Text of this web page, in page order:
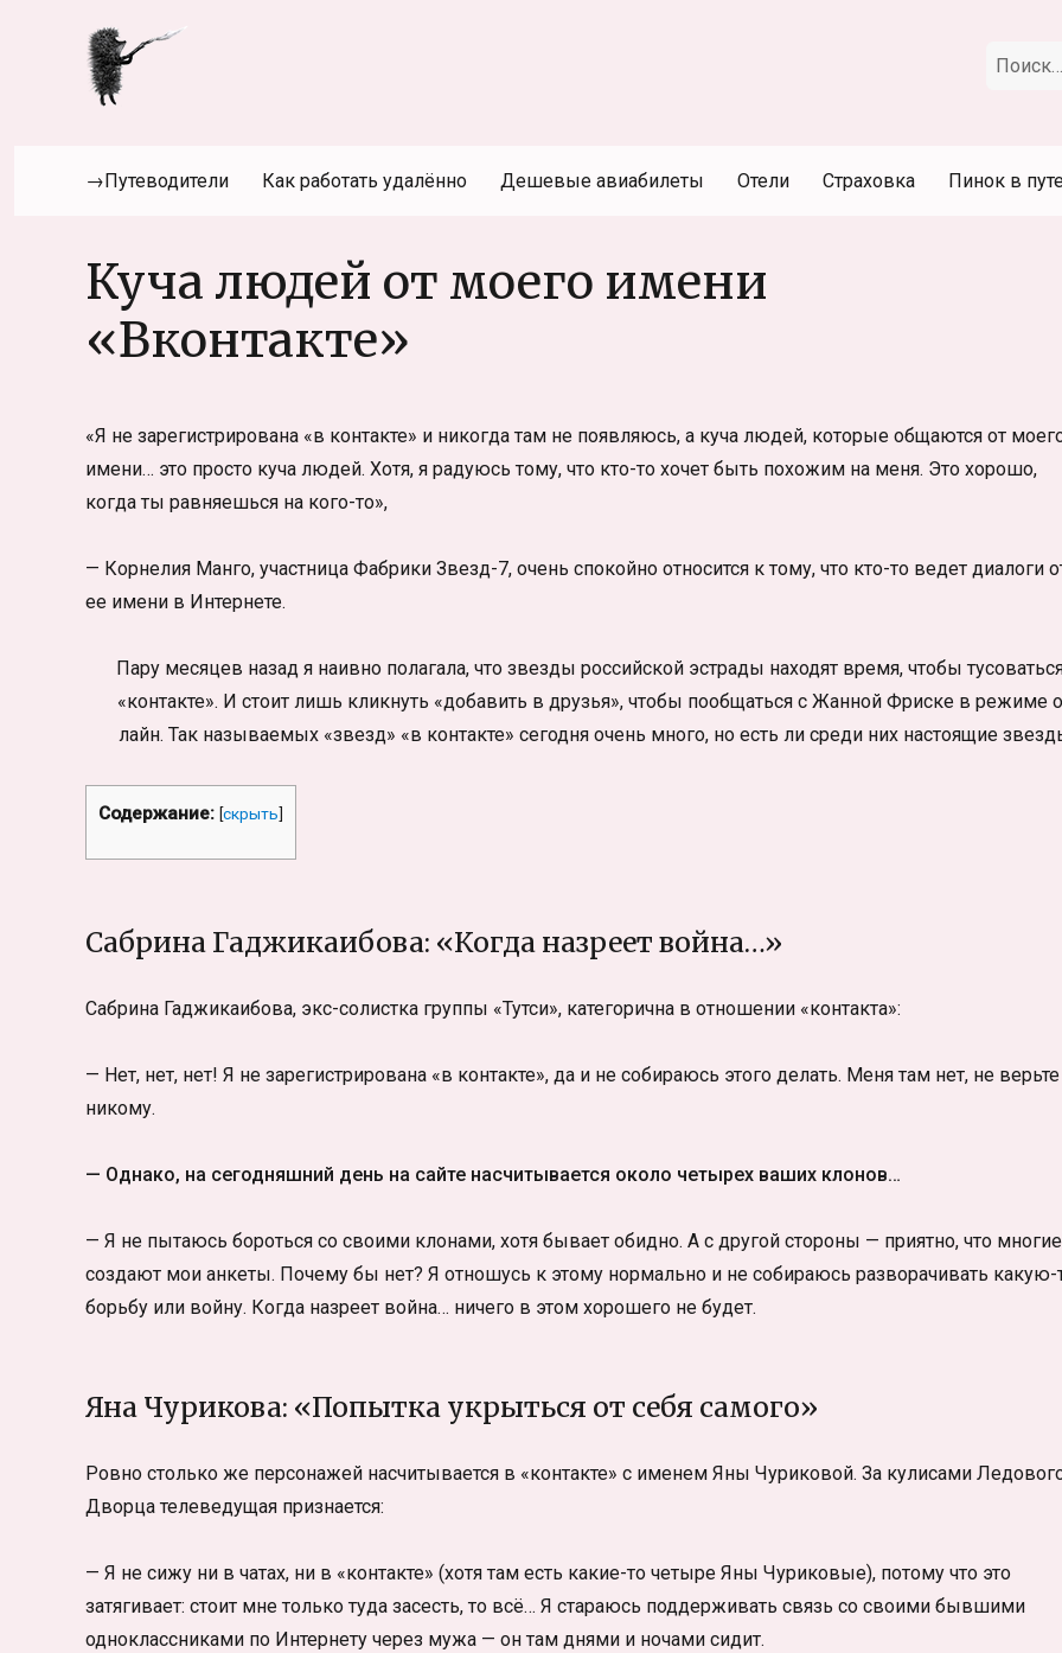
Искать:
→Путеводители Как работать удалённо Дешевые авиабилеты Отели Страховка Пинок в
Куча людей от моего имени
«Вконтакте»
«Я не зарегистрирована «в контакте» и никогда там не появляюсь, а куча людей, которые общаются от
имени… это просто куча людей. Хотя, я радуюсь тому, что кто-то хочет быть похожим на меня. Это хорошо,
когда ты равняешься на кого-то»,
— Корнелия Манго, участница Фабрики Звезд-7, очень спокойно относится к тому, что кто-то ведет диалоги
ее имени в Интернете.
Пару месяцев назад я наивно полагала, что звезды российской эстрады находят время, чтобы
«контакте». И стоит лишь кликнуть «добавить в друзья», чтобы пообщаться с Жанной Фриске в режиме
лайн. Так называемых «звезд» «в контакте» сегодня очень много, но есть ли среди них настоящие
Содержание: [скрыть]
Сабрина Гаджикаибова: «Когда назреет война…»
Сабрина Гаджикаибова, экс-солистка группы «Тутси», категорична в отношении «контакта»:
— Нет, нет, нет! Я не зарегистрирована «в контакте», да и не собираюсь этого делать. Меня там нет, не верьте
никому.
— Однако, на сегодняшний день на сайте насчитывается около четырех ваших клонов…
— Я не пытаюсь бороться со своими клонами, хотя бывает обидно. А с другой стороны — приятно, что многие
создают мои анкеты. Почему бы нет? Я отношусь к этому нормально и не собираюсь разворачивать какую-
борьбу или войну. Когда назреет война… ничего в этом хорошего не будет.
Яна Чурикова: «Попытка укрыться от себя самого»
Ровно столько же персонажей насчитывается в «контакте» с именем Яны Чуриковой. За кулисами
Дворца телеведущая признается:
— Я не сижу ни в чатах, ни в «контакте» (хотя там есть какие-то четыре Яны Чуриковые), потому что это
затягивает: стоит мне только туда засесть, то всё… Я стараюсь поддерживать связь со своими бывшими
одноклассниками по Интернету через мужа — он там днями и ночами сидит.